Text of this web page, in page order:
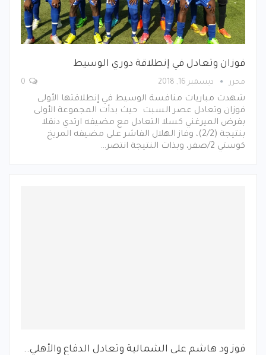
فوزان وتعادل في إنطلاقة دوري الوسيط
محرر ديسمبر 16, 2018
شهدت مباريات منافسة الوسيط في إنطلاقتها الأولى
فوزان وتعادل عصر السبت حيث بدأت المجموعة الأولى
بفرض الميرغني كسلا التعادل مع مضيفه ارتدي دنقلا
بنتيجة (2/2)، وفاز الهلال الفاشر على مضيفه المريخ
كوستي 2/صفر، وبذات النتيجة انتصر…
فوز ود هاشم على الشمالية وتعادل الدفاع والأهلي..